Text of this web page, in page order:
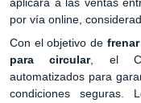
aplicará a las ventas
por vía online,
Con el objetivo de
para circular, el
automatizados para
condiciones seguras.